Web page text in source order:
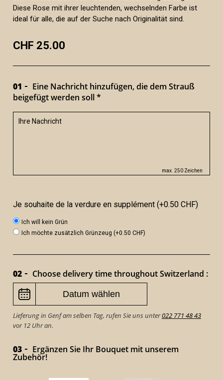
Diese Rose mit ihrer leuchtenden, wechselnden Farbe ist
ideal für alle, die auf der Suche nach Originalität sind.
CHF 25.00
01 Eine Nachricht hinzufügen, die dem Strauß
beigefügt werden soll *
max. 250 Zeichen
Je souhaite de la verdure en supplément (+0.50 CHF)
Ich will kein Grün
Ich möchte zusätzlich Grünzeug (+0.50 CHF)
02 Choose delivery time throughout Switzerland :
Lieferung in Genf am selben Tag, rufen Sie uns unter022 771 48 43
vor 12 Uhr an.
03 Ergänzen Sie Ihr Bouquet mit unserem
Zubehör!